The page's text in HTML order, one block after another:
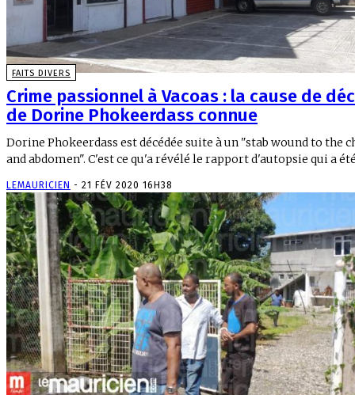
FAITS DIVERS
Crime passionnel à Vacoas : la cause de
de Dorine Phokeerdass connue
Dorine Phokeerdass est décédée suite à un "stab wound to the
and abdomen". C'est ce qu'a révélé le rapport d'autopsie qui a
LEMAURICIEN - 21 FÉV 2020 16H38